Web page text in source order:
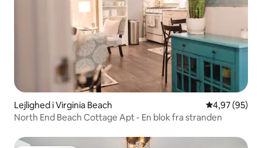
Lejlighed i Virginia Beach 4,97 ud af 5 i
4,97 (95)
North End Beach Cottage Apt - En blok fra stranden